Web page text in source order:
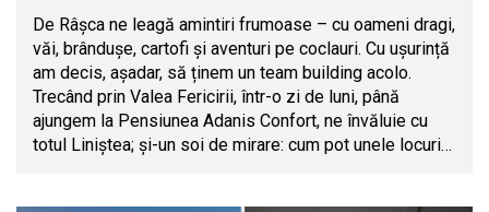
De Râșca ne leagă amintiri frumoase – cu oameni dragi,
văi, brândușe, cartofi și aventuri pe coclauri. Cu ușurință
am decis, așadar, să ținem un team building acolo.
Trecând prin Valea Fericirii, într-o zi de luni, până
ajungem la Pensiunea Adanis Confort, ne învăluie cu
totul Liniștea; și-un soi de mirare: cum pot unele locuri…